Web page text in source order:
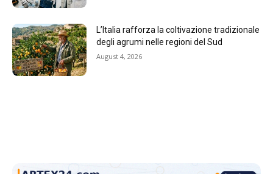
L’Italia rafforza la coltivazione tradizionale
degli agrumi nelle regioni del Sud
August 4, 2026